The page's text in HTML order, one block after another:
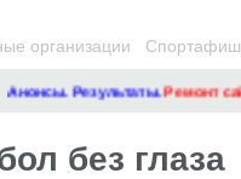
организации
Результаты.Ремонт сайта
без глаза